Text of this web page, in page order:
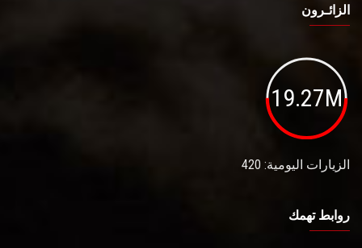
الزائـرون
19.27M
الزيارات اليومية: 420
روابط تهمك